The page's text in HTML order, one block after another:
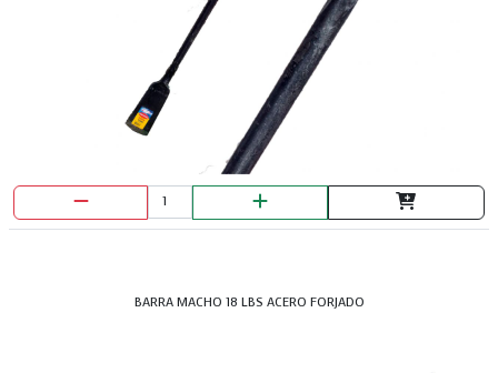
DISCO PULIR DEWALT METAL 4 1/2
BARRA MACHO 18 LBS ACERO FORJADO